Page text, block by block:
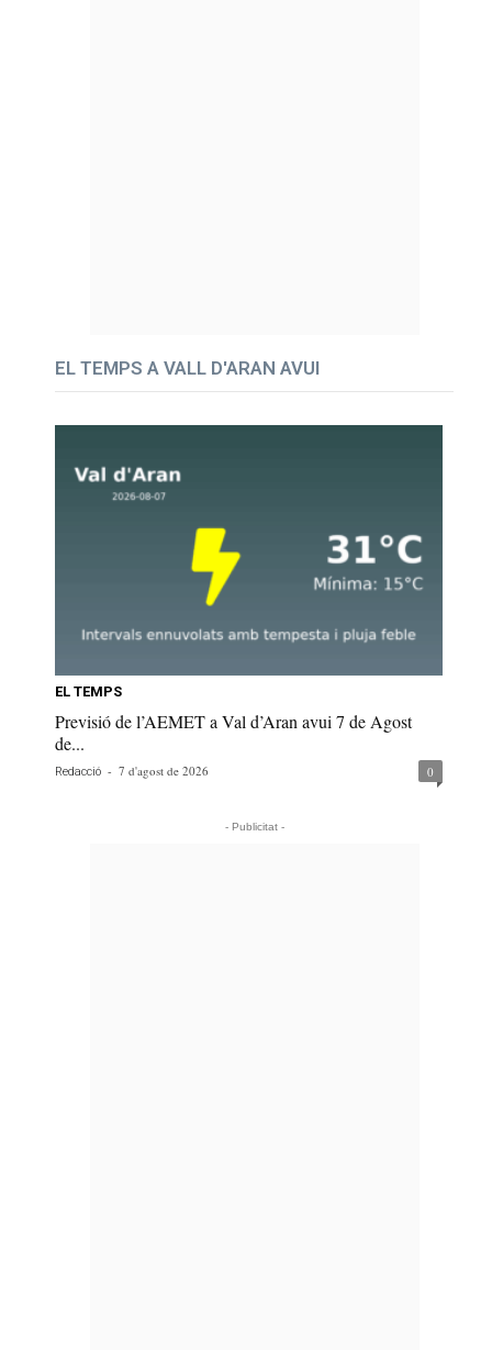
EL TEMPS A VALL D'ARAN AVUI
EL TEMPS
Previsió de l’AEMET a Val d’Aran avui 7 de Agost
de...
Redacció - 7 d'agost de 2026 0
- Publicitat -